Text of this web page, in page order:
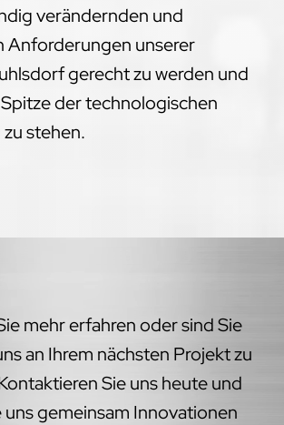
verändernden und
Anforderungen unserer
gerecht zu werden und
der technologischen
stehen.
mehr erfahren oder sind Sie
an Ihrem nächsten Projekt zu
Sie uns heute und
uns gemeinsam Innovationen